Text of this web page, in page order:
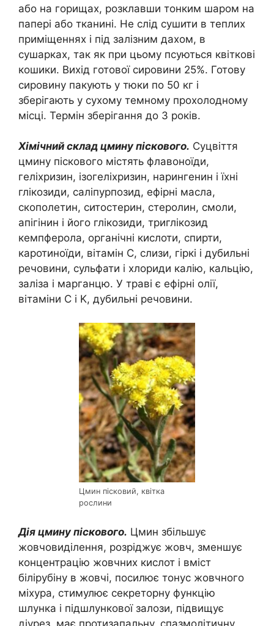
або на горищах, розклавши тонким шаром на
папері або тканині. Не слід сушити в теплих
приміщеннях і під залізним дахом, в
сушарках, так як при цьому псуються квіткові
кошики. Вихід готової сировини 25%. Готову
сировину пакують у тюки по 50 кг і
зберігають у сухому темному прохолодному
місці. Термін зберігання до 3 років.
Хімічний склад цмину піскового. Суцвіття
цмину піскового містять флавоноїди,
геліхризин, ізогеліхризин, нарингенин і їхні
глікозиди, саліпурпозид, ефірні масла,
скополетин, ситостерин, стеролин, смоли,
апігінин і його глікозиди, триглікозид
кемпферола, органічні кислоти, спирти,
каротиноїди, вітамін C, слизи, гіркі і дубильні
речовини, сульфати і хлориди калію, кальцію,
заліза і марганцю. У траві є ефірні олії,
вітаміни C і K, дубильні речовини.
Цмин пісковий, квітка
рослини
Дія цмину піскового. Цмин збільшує
жовчовиділення, розріджує жовч, зменшує
концентрацію жовчних кислот і вміст
білірубіну в жовчі, посилює тонус жовчного
міхура, стимулює секреторну функцію
шлунка і підшлункової залози, підвищує
діурез, має протизапальну, спазмолітичну,